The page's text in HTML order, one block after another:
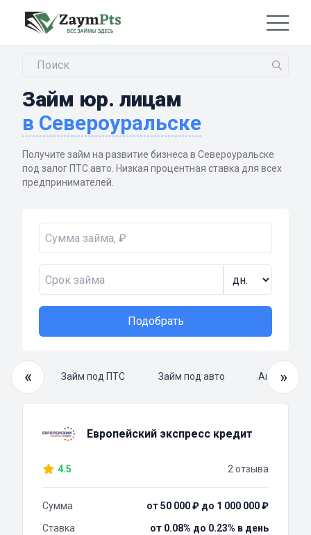
Займ юр. лицам
в Североуральске
Получите займ на развитие бизнеса в Североуральске
под залог ПТС авто. Низкая процентная ставка для всех
предпринимателей.
Подобрать
«
займ Займ под ПТС Займ под авто »
Европейский экспресс кредит
4.5 2 отзыва
Сумма
от 50 000 ₽ до 1 000 000 ₽
Ставка
от 0.08% до 0.23% в день